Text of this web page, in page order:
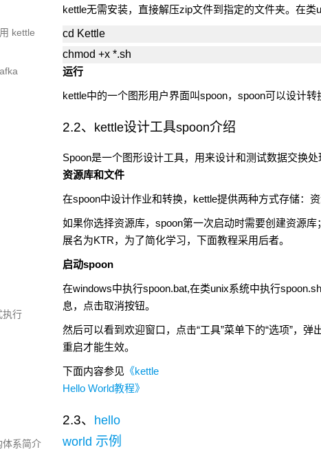
kettle
执行
体系简介
kettle无需安装，直接解压zip文件到指定的文件夹。在类
cd Kettle
chmod +x *.sh
运行
kettle中的一个图形用户界面叫spoon， spoon可以设计转
2.2、 kettle设计工具spoon介绍
Spoon是一个图形设计工具，用来设计和测试数据交换
资源库和文件
在spoon中设计作业和转换， kettle提供两种方式存储：资
如果你选择资源库， spoon第一次启动时需要创建资源
展名为KTR，为了简化学习，下面教程采用后者。
启动spoon
在windows中执行spoon.bat,在类unix系统中执行spoon.sh
息，点击取消按钮。
然后可以看到欢迎窗口，点击“工具”菜单下的“选项”，
重启才能生效。
下面内容参见 《kettle
Hello World教程》
2.3、 hello
world 示例